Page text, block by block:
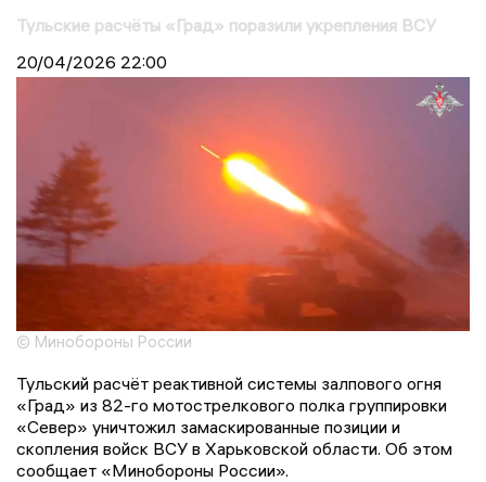
Тульские расчёты «Град» поразили укрепления ВСУ
20/04/2026 22:00
© Минобороны России
Тульский расчёт реактивной системы залпового огня
«Град» из 82-го мотострелкового полка группировки
«Север» уничтожил замаскированные позиции и
скопления войск ВСУ в Харьковской области. Об этом
сообщает «Минобороны России».